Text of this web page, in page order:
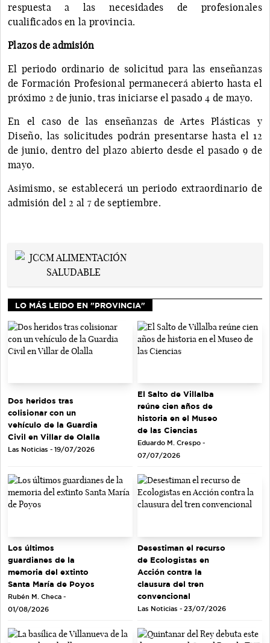
respuesta a las necesidades de profesionales
cualificados en la provincia.
Plazos de admisión
El periodo ordinario de solicitud para las enseñanzas
de Formación Profesional permanecerá abierto hasta el
próximo 2 de junio, tras iniciarse el pasado 4 de mayo.
En el caso de las enseñanzas de Artes Plásticas y
Diseño, las solicitudes podrán presentarse hasta el 12
de junio, dentro del plazo abierto desde el pasado 9 de
mayo.
Asimismo, se establecerá un periodo extraordinario de
admisión del 2 al 7 de septiembre.
LO MÁS LEIDO EN "PROVINCIA"
Dos heridos tras
colisionar con un
vehículo de la Guardia
Civil en Villar de Olalla
Las Noticias - 19/07/2026
El Salto de Villalba
reúne cien años de
historia en el Museo
de las Ciencias
Eduardo M. Crespo -
07/07/2026
Los últimos
guardianes de la
memoria del extinto
Santa María de Poyos
Rubén M. Checa -
01/08/2026
Desestiman el recurso
de Ecologistas en
Acción contra la
clausura del tren
convencional
Las Noticias - 23/07/2026